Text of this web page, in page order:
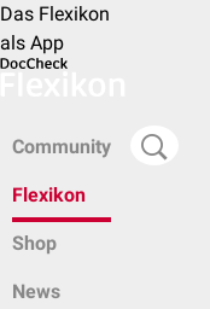
Das Flexikon
als App
Community
Flexikon
Shop
News